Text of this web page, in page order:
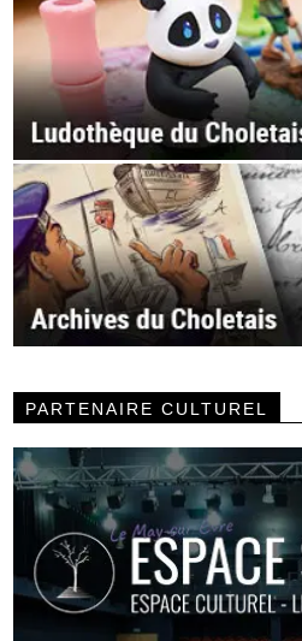
PARTENAIRE CULTUREL